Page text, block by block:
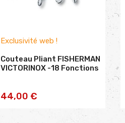
Exclusivité web !
Couteau Pliant FISHERMAN
VICTORINOX -18 Fonctions
44,00 €AJOUTER AU